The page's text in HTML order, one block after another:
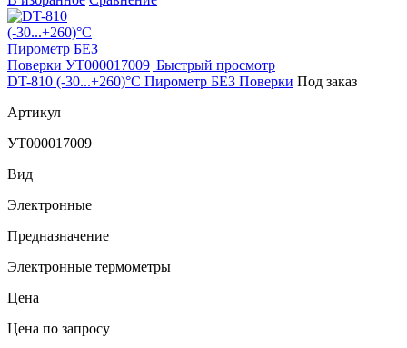
Быстрый просмотр
DT-810 (-30...+260)°С Пирометр БЕЗ Поверки Под заказ
Артикул
УТ000017009
Вид
Электронные
Предназначение
Электронные термометры
Цена
Цена по запросу